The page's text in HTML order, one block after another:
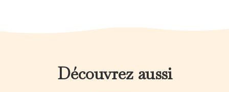
Découvrez aussi